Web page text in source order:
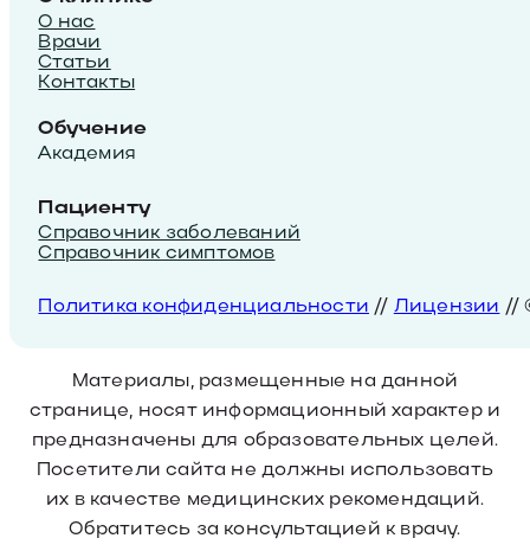
О нас
Врачи
Статьи
Контакты
Обучение
Академия
Пациенту
Справочник заболеваний
Справочник симптомов
Политика конфиденциальности // Лицензии //
Материалы, размещенные на данной
странице, носят информационный характер и
предназначены для образовательных целей.
Посетители сайта не должны использовать
их в качестве медицинских рекомендаций.
Обратитесь за консультацией к врачу.